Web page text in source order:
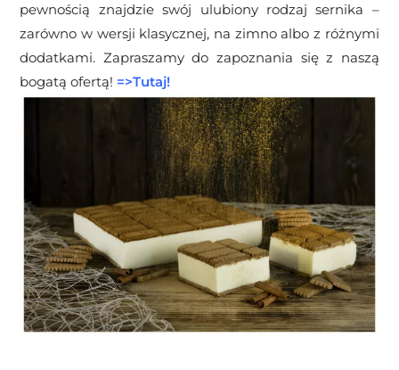
pewnością znajdzie swój ulubiony rodzaj sernika –
zarówno w wersji klasycznej, na zimno albo z różnymi
dodatkami. Zapraszamy do zapoznania się z naszą
bogatą ofertą! =>Tutaj!